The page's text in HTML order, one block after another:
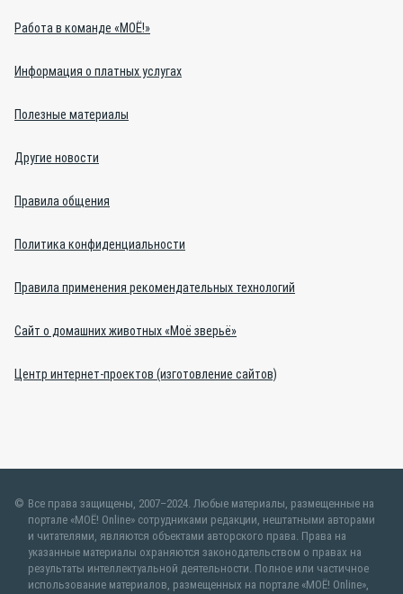
Работа в команде «МОЁ!»
Информация о платных услугах
Полезные материалы
Другие новости
Правила общения
Политика конфиденциальности
Правила применения рекомендательных технологий
Сайт о домашних животных «Моё зверьё»
Центр интернет-проектов (изготовление сайтов)
Все права защищены, 2007–2024. Любые материалы, размещенные на
портале «МОЁ! Online» сотрудниками редакции, нештатными авторами
и читателями, являются объектами авторского права. Права на
указанные материалы охраняются законодательством о правах на
результаты интеллектуальной деятельности. Полное или частичное
использование материалов, размещенных на портале «МОЁ! Online»,